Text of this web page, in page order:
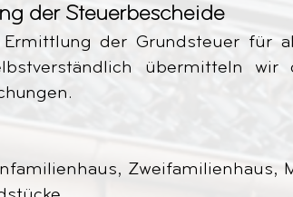
der Steuerbescheide
der Grundsteuer für
übermitteln wir
Zweifamilienhaus,